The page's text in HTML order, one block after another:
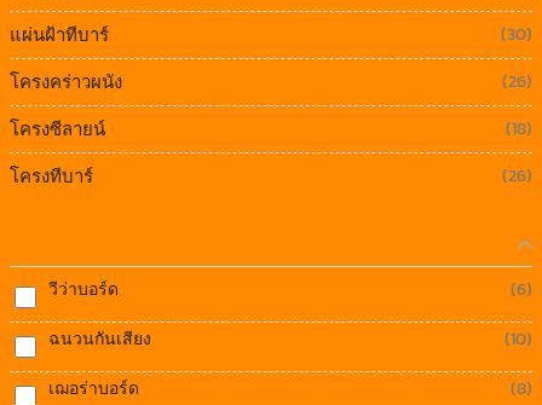
แผ่นฝ้าทีบาร์ (30)
โครงคร่าวผนัง (26)
โครงซีลายน์ (18)
โครงทีบาร์ (26)
วีว่าบอร์ด
(6)
ฉนวนกันเสียง
(10)
เฌอร่าบอร์ด
(8)